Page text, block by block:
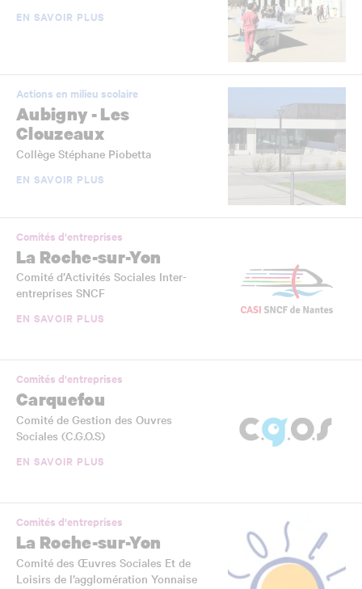
EN SAVOIR PLUS
Actions en milieu scolaire
Aubigny - Les
Clouzeaux
Collège Stéphane Piobetta
EN SAVOIR PLUS
Comités d'entreprises
La Roche-sur-Yon
Comité d’Activités Sociales Inter-
entreprises SNCF
EN SAVOIR PLUS
Comités d'entreprises
Carquefou
Comité de Gestion des Ouvres
Sociales (C.G.O.S)
EN SAVOIR PLUS
Comités d'entreprises
La Roche-sur-Yon
Comité des Œuvres Sociales Et de
Loisirs de l’agglomération Yonnaise